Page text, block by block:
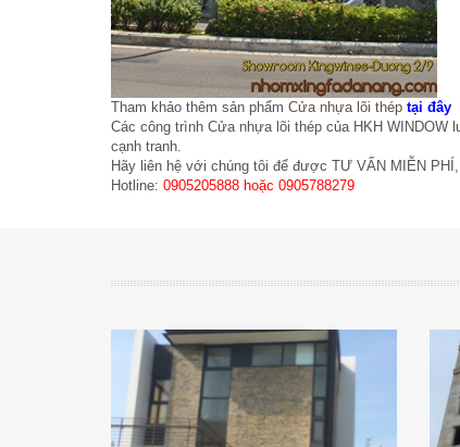
Tham khảo thêm sản phẩm Cửa nhựa lõi thép tại đây
Các công trình Cửa nhựa lõi thép của HKH WINDOW
cạnh tranh.
Hãy liên hệ với chúng tôi để được TƯ VẤN MIỄN
Hotline: 0905205888 hoặc 0905788279